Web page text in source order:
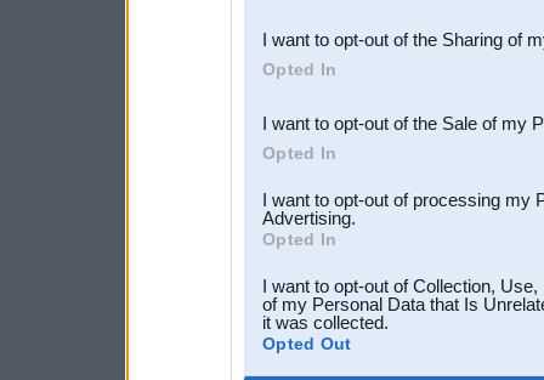
Downstream Participants
third parties.
I want to opt-out of the Sharing of
Opted In
I want to opt-out of the Sale of my
Opted In
I want to opt-out of processing my
Advertising.
Opted In
I want to opt-out of Collection,
of my Personal Data that Is
it was collected.
Opted Out